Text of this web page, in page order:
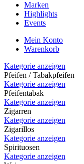
Marken
Highlights
Events
Mein Konto
Warenkorb
Kategorie anzeigen
Pfeifen / Tabakpfeifen
Kategorie anzeigen
Pfeifentabak
Kategorie anzeigen
Zigarren
Kategorie anzeigen
Zigarillos
Kategorie anzeigen
Spirituosen
Kategorie anzeigen